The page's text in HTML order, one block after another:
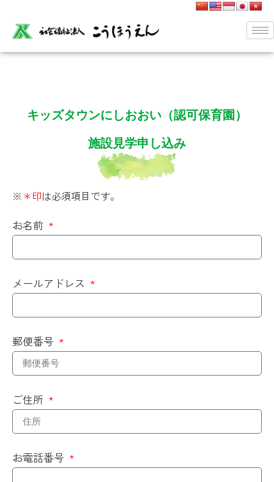
キッズタウンにしおおい（認可保育園）
施設見学申し込み
※ ＊印は必須項目です。
お名前
メールアドレス
郵便番号
ご住所
お電話番号